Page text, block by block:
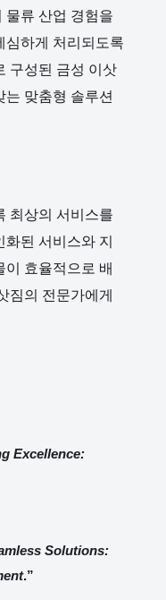
물류 산업 경험을
심하게 처리되도록
구성된 금성 이삿
맞춤형 솔루션
최상의 서비스를
된 서비스와 지
효율적으로 배
짐의 전문가에게
Excellence:
Solutions:
.”